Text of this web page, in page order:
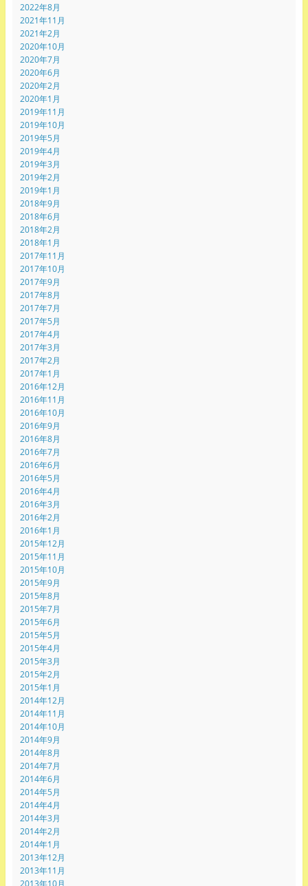
2022年8月
2021年11月
2021年2月
2020年10月
2020年7月
2020年6月
2020年2月
2020年1月
2019年11月
2019年10月
2019年5月
2019年4月
2019年3月
2019年2月
2019年1月
2018年9月
2018年6月
2018年2月
2018年1月
2017年11月
2017年10月
2017年9月
2017年8月
2017年7月
2017年5月
2017年4月
2017年3月
2017年2月
2017年1月
2016年12月
2016年11月
2016年10月
2016年9月
2016年8月
2016年7月
2016年6月
2016年5月
2016年4月
2016年3月
2016年2月
2016年1月
2015年12月
2015年11月
2015年10月
2015年9月
2015年8月
2015年7月
2015年6月
2015年5月
2015年4月
2015年3月
2015年2月
2015年1月
2014年12月
2014年11月
2014年10月
2014年9月
2014年8月
2014年7月
2014年6月
2014年5月
2014年4月
2014年3月
2014年2月
2014年1月
2013年12月
2013年11月
2013年10月